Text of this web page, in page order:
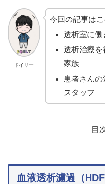
ドイリー
今回の記事は
透析室に働
透析治療を
家族
患者さんの
スタッフ
目
血液透析濾過（